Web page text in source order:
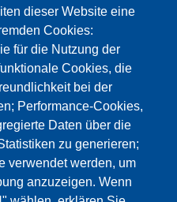
dieser Website eine
Cookies:
für die Nutzung der
Cookies, die
bei der
Performance-Cookies,
Daten über die
zu generieren;
verwendet werden, um
anzuzeigen. Wenn
info@testing.de
da die Google Maps
wurden.
MAPS COOKIES